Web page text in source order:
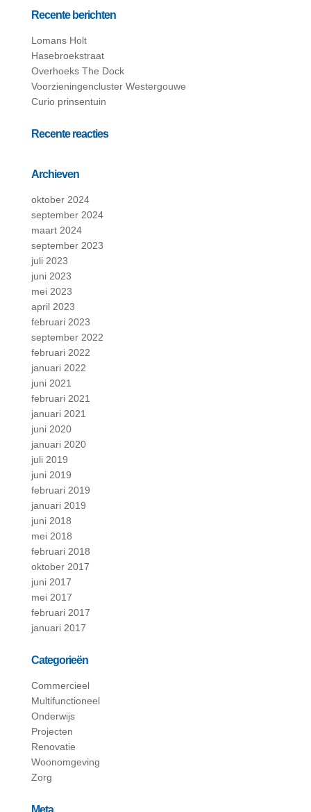
Recente berichten
Lomans Holt
Hasebroekstraat
Overhoeks The Dock
Voorzieningencluster Westergouwe
Curio prinsentuin
Recente reacties
Archieven
oktober 2024
september 2024
maart 2024
september 2023
juli 2023
juni 2023
mei 2023
april 2023
februari 2023
september 2022
februari 2022
januari 2022
juni 2021
februari 2021
januari 2021
juni 2020
januari 2020
juli 2019
juni 2019
februari 2019
januari 2019
juni 2018
mei 2018
februari 2018
oktober 2017
juni 2017
mei 2017
februari 2017
januari 2017
Categorieën
Commercieel
Multifunctioneel
Onderwijs
Projecten
Renovatie
Woonomgeving
Zorg
Meta